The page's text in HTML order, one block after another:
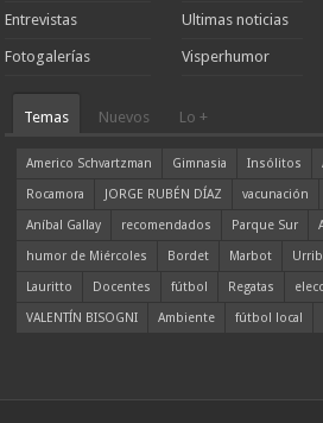
Entrevistas
Fotogalerías
Ultimas noticias
Visperhumor
Temas Nuevos Lo +
Americo Schvartzman Gimnasia Insólitos
Rocamora
JORGE RUBÉN DÍAZ vacunación
Aníbal Gallay
recomendados Parque Sur
humor de Miércoles
Bordet Marbot
Lauritto
Docentes fútbol Regatas
VALENTÍN BISOGNI
Ambiente fútbol local